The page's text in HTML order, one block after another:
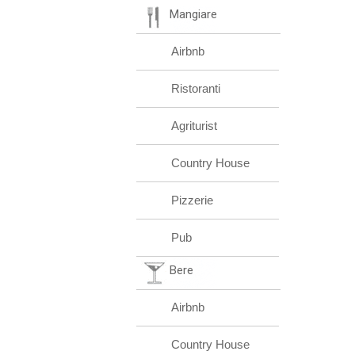
Mangiare
Airbnb
Ristoranti
Agriturist
Country House
Pizzerie
Pub
Bere
Airbnb
Country House